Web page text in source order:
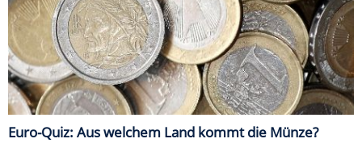
Euro-Quiz: Aus welchem Land kommt die Münze?